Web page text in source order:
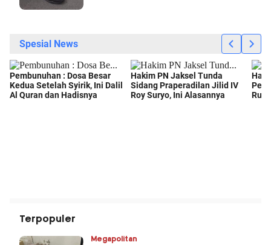
Terpopuler
Megapolitan